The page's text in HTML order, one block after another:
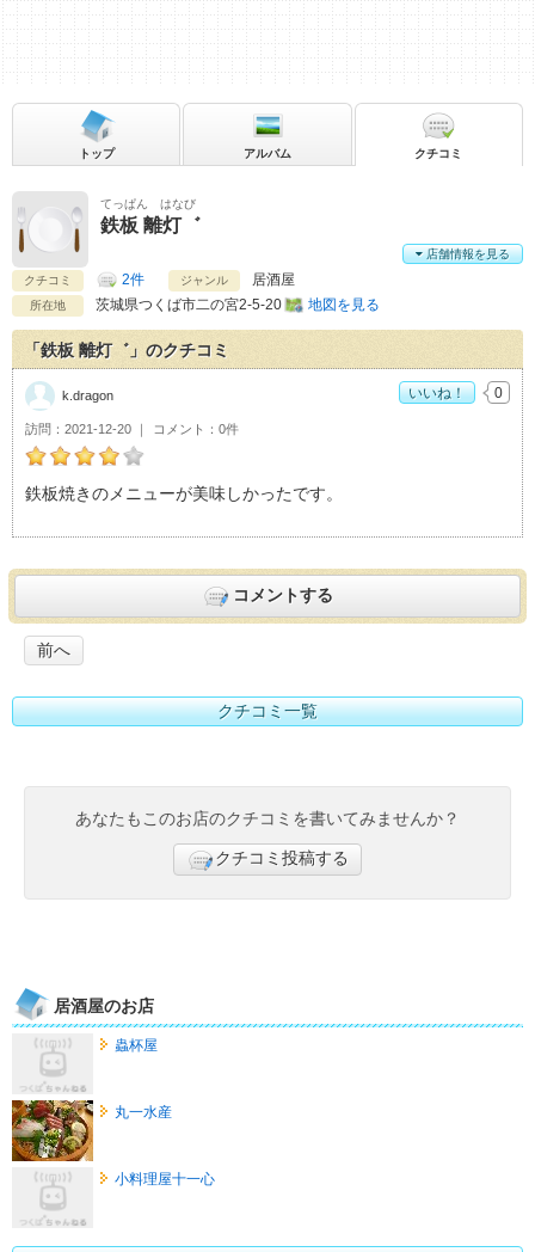
てっぱん はなび
鉄板 離灯゛
クチコミ 2件 ジャンル 居酒屋
所在地 茨城県つくば市二の宮2-5-20 地図を見る
店舗情報を見る
トップ アルバム クチコミ
「鉄板 離灯゛」のクチコミ
k.dragonの鉄板 離灯゛おすすめ度：4
鉄板焼きのメニューが美味しかったです。
訪問 2021-12-20 コメント 0件
k.dragon いいね！ 0
コメントする
前へ
クチコミ一覧
あなたもこのお店のクチコミを書いてみませんか？
クチコミ投稿する
居酒屋のお店
蟲杯屋
丸一水産
小料理屋十一心